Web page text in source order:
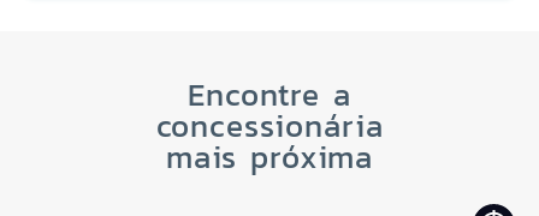
Encontre a
concessionária
mais próxima